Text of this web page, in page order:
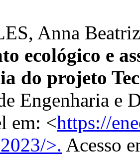
Anna
ecológico e
do projeto
Engenharia e
em: <https://
>. Acesso